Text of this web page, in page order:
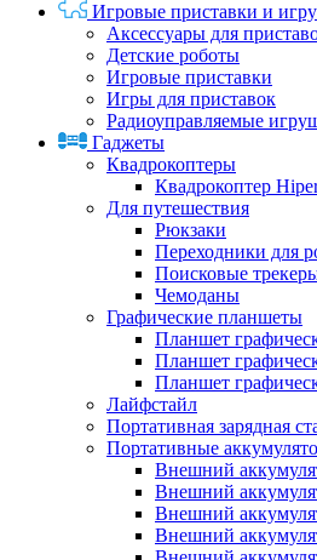
Игровые приставки и
Аксессуары для
Детские роботы
Игровые приставки
Игры для приставок
Радиоуправляемые
Гаджеты
Квадрокоптеры
Квадрокоптер
Для путешествия
Рюкзаки
Переходники для
Поисковые
Чемоданы
Графические планшеты
Планшет
Планшет
Планшет
Лайфстайл
Портативная зарядная
Портативные
Внешний
Внешний
Внешний
Внешний